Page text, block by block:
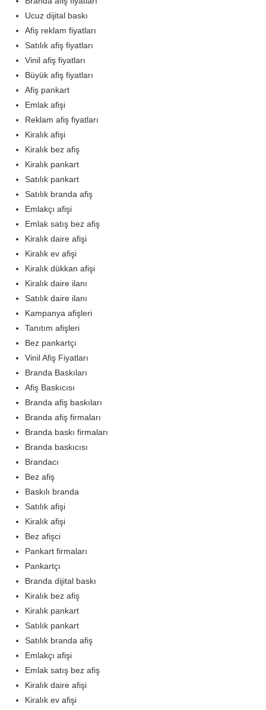
Ucuz dijital baskı
Afiş reklam fiyatları
Satılık afiş fiyatları
Vinil afiş fiyatları
Büyük afiş fiyatları
Afiş pankart
Emlak afişi
Reklam afiş fiyatları
Kiralık afişi
Kiralık bez afiş
Kiralık pankart
Satılık pankart
Satılık branda afiş
Emlakçı afişi
Emlak satış bez afiş
Kiralık daire afişi
Kiralık ev afişi
Kiralık dükkan afişi
Kiralık daire ilanı
Satılık daire ilanı
Kampanya afişleri
Tanıtım afişleri
Bez pankartçı
Vinil Afiş Fiyatları
Branda Baskıları
Afiş Baskıcısı
Branda afiş baskıları
Branda afiş firmaları
Branda baskı firmaları
Branda baskıcısı
Brandacı
Bez afiş
Baskılı branda
Satılık afişi
Kiralık afişi
Bez afişci
Pankart firmaları
Pankartçı
Branda dijital baskı
Kiralık bez afiş
Kiralık pankart
Satılık pankart
Satılık branda afiş
Emlakçı afişi
Emlak satış bez afiş
Kiralık daire afişi
Kiralık ev afişi